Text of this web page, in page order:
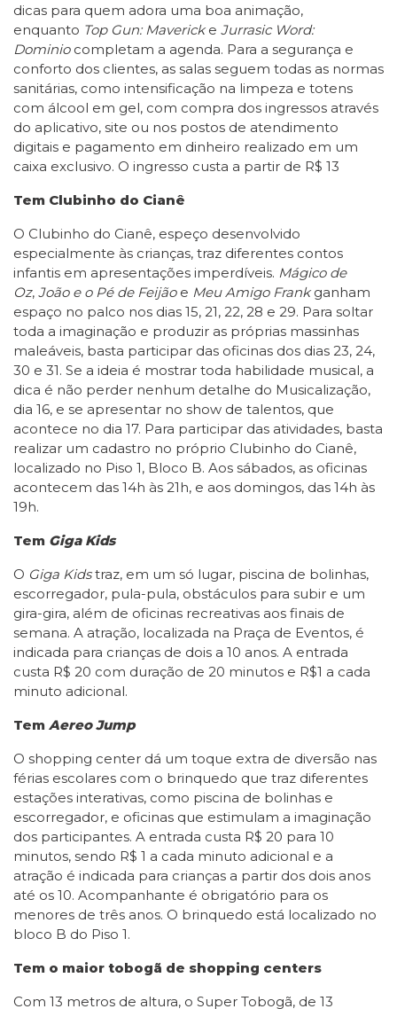
dicas para quem adora uma boa animação,
enquanto Top Gun: Maverick e Jurrasic Word:
Dominio completam a agenda. Para a segurança e
conforto dos clientes, as salas seguem todas as normas
sanitárias, como intensificação na limpeza e totens
com álcool em gel, com compra dos ingressos através
do aplicativo, site ou nos postos de atendimento
digitais e pagamento em dinheiro realizado em um
caixa exclusivo. O ingresso custa a partir de R$ 13
Tem Clubinho do Cianê
O Clubinho do Cianê, espeço desenvolvido
especialmente às crianças, traz diferentes contos
infantis em apresentações imperdíveis. Mágico de
Oz, João e o Pé de Feijãoe Meu Amigo Frank ganham
espaço no palco nos dias 15, 21, 22, 28 e 29. Para soltar
toda a imaginação e produzir as próprias massinhas
maleáveis, basta participar das oficinas dos dias 23, 24,
30 e 31. Se a ideia é mostrar toda habilidade musical, a
dica é não perder nenhum detalhe do Musicalização,
dia 16, e se apresentar no show de talentos, que
acontece no dia 17. Para participar das atividades, basta
realizar um cadastro no próprio Clubinho do Cianê,
localizado no Piso 1, Bloco B. Aos sábados, as oficinas
acontecem das 14h às 21h, e aos domingos, das 14h às
19h.
Tem Giga Kids
O Giga Kidstraz, em um só lugar, piscina de bolinhas,
escorregador, pula-pula, obstáculos para subir e um
gira-gira, além de oficinas recreativas aos finais de
semana. A atração, localizada na Praça de Eventos, é
indicada para crianças de dois a 10 anos. A entrada
custa R$ 20 com duração de 20 minutos e R$1 a cada
minuto adicional.
Tem Aereo Jump
O shopping center dá um toque extra de diversão nas
férias escolares com o brinquedo que traz diferentes
estações interativas, como piscina de bolinhas e
escorregador, e oficinas que estimulam a imaginação
dos participantes. A entrada custa R$ 20 para 10
minutos, sendo R$ 1 a cada minuto adicional e a
atração é indicada para crianças a partir dos dois anos
até os 10. Acompanhante é obrigatório para os
menores de três anos. O brinquedo está localizado no
bloco B do Piso 1.
Tem o maior tobogã de shopping centers
Com 13 metros de altura, o Super Tobogã, de 13